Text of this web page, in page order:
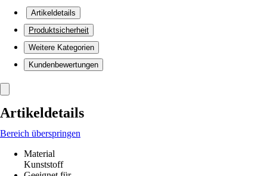
Artikeldetails
Produktsicherheit
Weitere Kategorien
Kundenbewertungen
Artikeldetails
Bereich überspringen
Material
Kunststoff